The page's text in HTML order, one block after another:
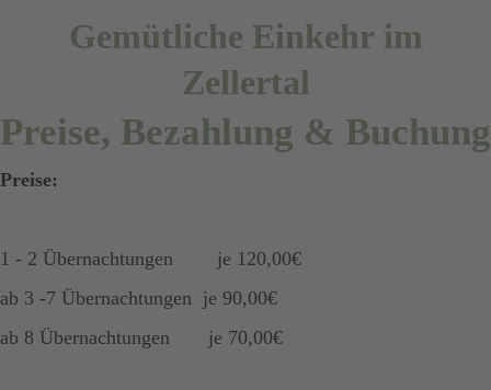
Gemütliche Einkehr im
Zellertal
Preise, Bezahlung & Buchung
Preise:
1 - 2 Übernachtungen je 120,00€
ab 3 -7 Übernachtungen je 90,00€
ab 8 Übernachtungen je 70,00€